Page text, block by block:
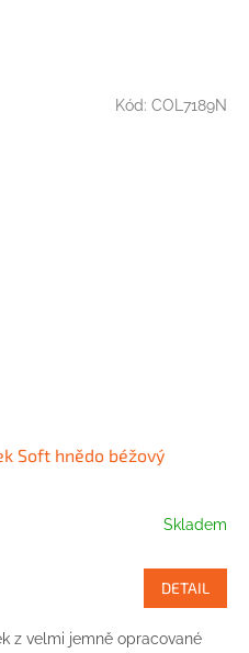
Soft hnědo béžový
Skladem
DETAIL
z velmi jemně opracované
Kód: COL7189N